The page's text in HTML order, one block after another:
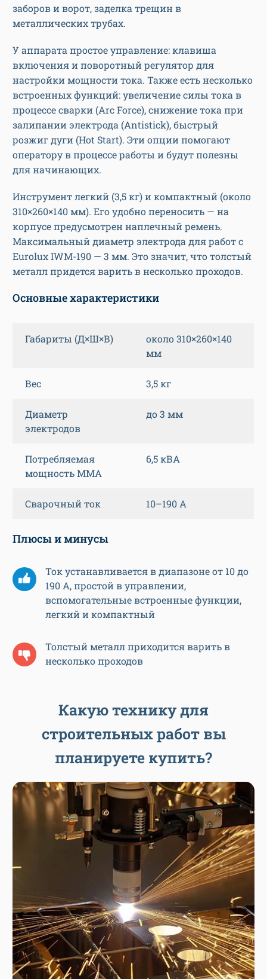
заборов и ворот, заделка трещин в
металлических трубах.
У аппарата простое управление: клавиша
включения и поворотный регулятор для
настройки мощности тока. Также есть несколько
встроенных функций: увеличение силы тока в
процессе сварки (Arc Force), снижение тока при
залипании электрода (Antistick), быстрый
розжиг дуги (Hot Start). Эти опции помогают
оператору в процессе работы и будут полезны
для начинающих.
Инструмент легкий (3,5 кг) и компактный (около
310×260×140 мм). Его удобно переносить — на
корпусе предусмотрен наплечный ремень.
Максимальный диаметр электрода для работ с
Eurolux IWM-190 — 3 мм. Это значит, что толстый
металл придется варить в несколько проходов.
Основные характеристики
Габариты (Д×Ш×В)
около 310×260×140
мм
Вес 3,5 кг
Диаметр
электродов
до 3 мм
Потребляемая
мощность MMA
6,5 кВА
Сварочный ток 10–190 А
Плюсы и минусы
Ток устанавливается в диапазоне от 10 до
190 А, простой в управлении,
вспомогательные встроенные функции,
легкий и компактный
Толстый металл приходится варить в
несколько проходов
Какую технику для
строительных работ вы
планируете купить?